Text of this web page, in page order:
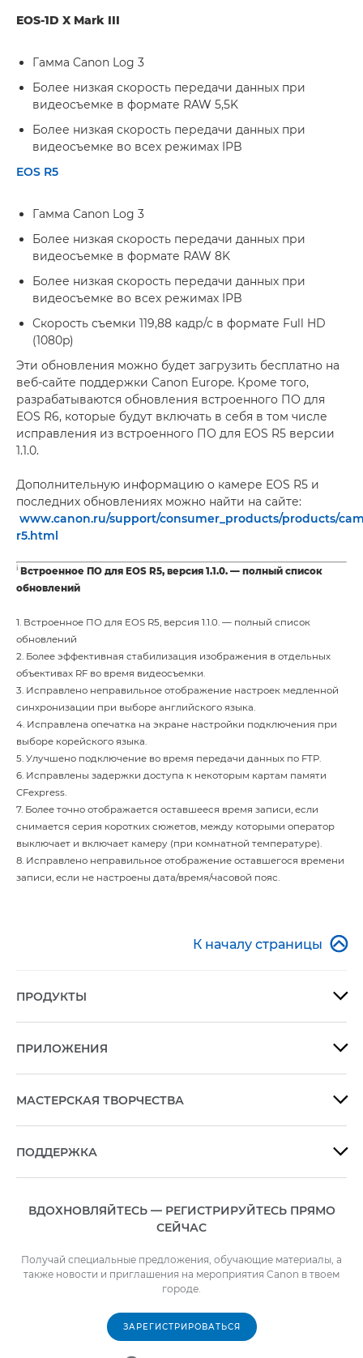
EOS-1D X Mark III
Гамма Canon Log 3
Более низкая скорость передачи данных при
видеосъемке в формате RAW 5,5K
Более низкая скорость передачи данных при
видеосъемке во всех режимах IPB
EOS R5
Гамма Canon Log 3
Более низкая скорость передачи данных при
видеосъемке в формате RAW 8K
Более низкая скорость передачи данных при
видеосъемке во всех режимах IPB
Скорость съемки 119,88 кадр/с в формате Full HD
(1080p)
Эти обновления можно будет загрузить бесплатно на
веб-сайте поддержки Canon Europe. Кроме того,
разрабатываются обновления встроенного ПО для
EOS R6, которые будут включать в себя в том числе
исправления из встроенного ПО для EOS R5 версии
1.1.0.
Дополнительную информацию о камере EOS R5 и
последних обновлениях можно найти на сайте:
www.canon.ru/support/consumer_products/products/
r5.html
i Встроенное ПО для EOS R5, версия 1.1.0. — полный список
обновлений
1. Встроенное ПО для EOS R5, версия 1.1.0. — полный список
обновлений
2. Более эффективная стабилизация изображения в отдельных
объективах RF во время видеосъемки.
3. Исправлено неправильное отображение настроек медленной
синхронизации при выборе английского языка.
4. Исправлена опечатка на экране настройки подключения при
выборе корейского языка.
5. Улучшено подключение во время передачи данных по FTP.
6. Исправлены задержки доступа к некоторым картам памяти
CFexpress.
7. Более точно отображается оставшееся время записи, если
снимается серия коротких сюжетов, между которыми оператор
выключает и включает камеру (при комнатной температуре).
8. Исправлено неправильное отображение оставшегося времени
записи, если не настроены дата/время/часовой пояс.
К началу страницы 
ПРОДУКТЫ 
ПРИЛОЖЕНИЯ 
МАСТЕРСКАЯ ТВОРЧЕСТВА 
ПОДДЕРЖКА 
ВДОХНОВЛЯЙТЕСЬ — РЕГИСТРИРУЙТЕСЬ ПРЯМО
СЕЙЧАС
Получай специальные предложения, обучающие материалы, а
также новости и приглашения на мероприятия Canon в твоем
городе.
ЗАРЕГИСТРИРОВАТЬСЯ